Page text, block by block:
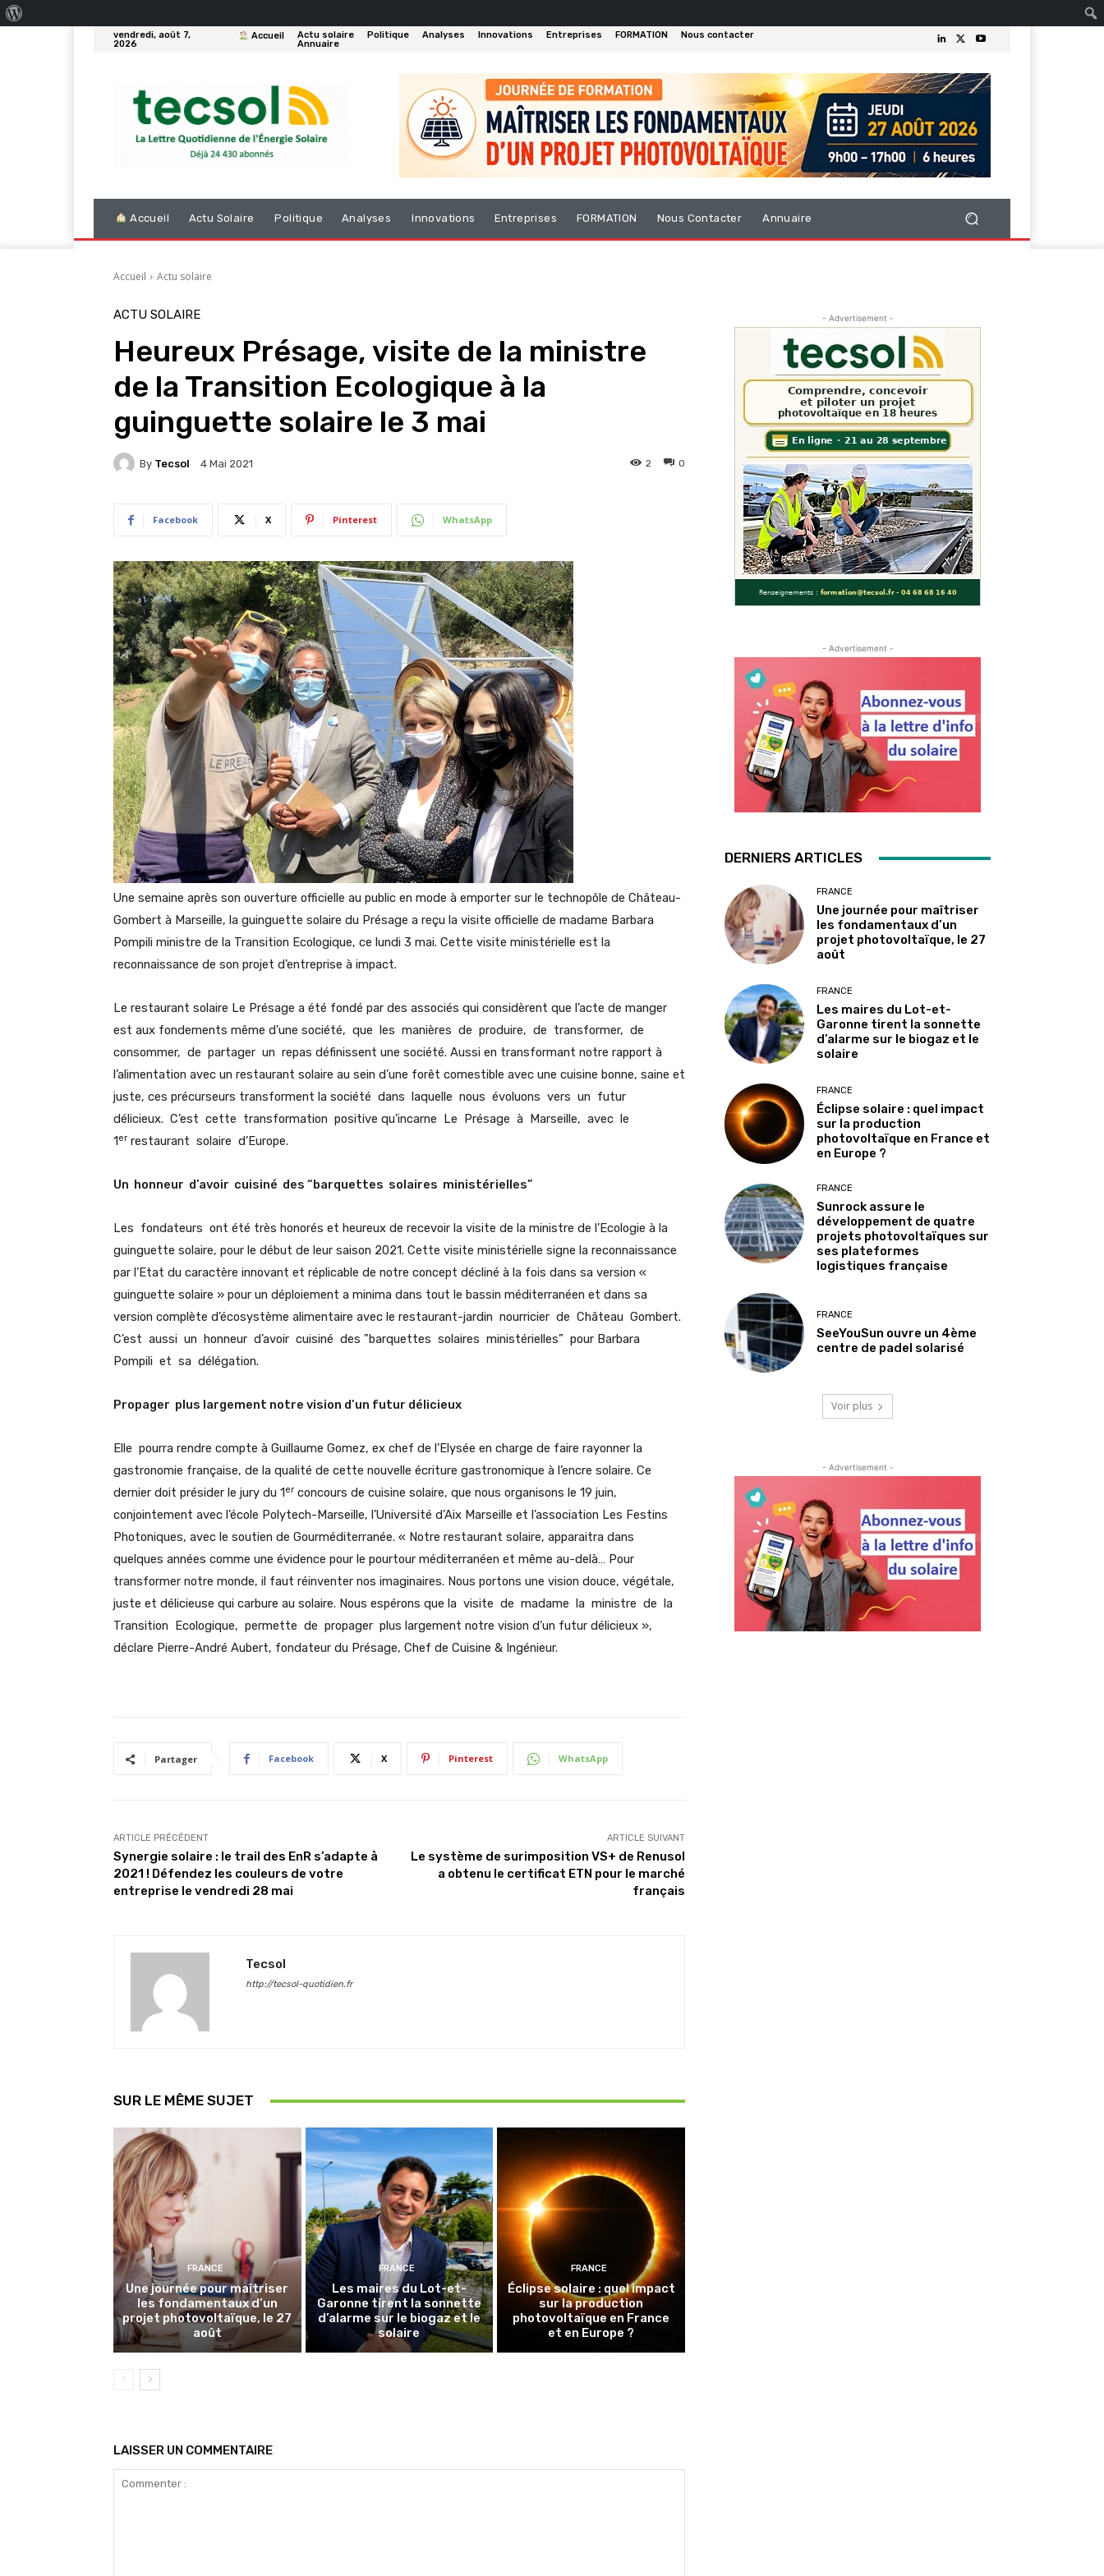
vendredi, août 7,
2026
Accueil Actu solaire Politique Analyses Innovations Entreprises FORMATION
Nous contacter
Annuaire
Accueil Actu Solaire Politique Analyses Innovations Entreprises FORMATION Nous Contacter Annuaire
Accueil Actu solaire
ACTU SOLAIRE
Heureux Présage, visite de la ministre
de la Transition Ecologique à la
guinguette solaire le 3 mai
By Tecsol 4 Mai 2021 0
2
Facebook X Pinterest WhatsApp
Une semaine après son ouverture officielle au public en mode à emporter sur le technopôle de Château-
Gombert à Marseille, la guinguette solaire du Présage a reçu la visite officielle de madame Barbara
Pompili ministre de la Transition Ecologique, ce lundi 3 mai. Cette visite ministérielle est la
reconnaissance de son projet d’entreprise à impact.
Le restaurant solaire Le Présage a été fondé par des associés qui considèrent que l’acte de manger
est aux fondements même d’une société, que les manières de produire, de transformer, de
consommer, de partager un repas définissent une société. Aussi en transformant notre rapport à
l’alimentation avec un restaurant solaire au sein d’une forêt comestible avec une cuisine bonne, saine et
juste, ces précurseurs transforment la société dans laquelle nous évoluons vers un futur
délicieux. C’est cette transformation positive qu’incarne Le Présage à Marseille, avec le
1er restaurant solaire d’Europe.
Un honneur d’avoir cuisiné des “barquettes solaires ministérielles”
Les fondateurs ont été très honorés et heureux de recevoir la visite de la ministre de l’Ecologie à la
guinguette solaire, pour le début de leur saison 2021. Cette visite ministérielle signe la reconnaissance
par l’Etat du caractère innovant et réplicable de notre concept décliné à la fois dans sa version «
guinguette solaire » pour un déploiement a minima dans tout le bassin méditerranéen et dans sa
version complète d’écosystème alimentaire avec le restaurant-jardin nourricier de Château Gombert.
C’est aussi un honneur d’avoir cuisiné des ”barquettes solaires ministérielles” pour Barbara
Pompili et sa délégation.
Propager plus largement notre vision d’un futur délicieux
Elle pourra rendre compte à Guillaume Gomez, ex chef de l’Elysée en charge de faire rayonner la
gastronomie française, de la qualité de cette nouvelle écriture gastronomique à l’encre solaire. Ce
dernier doit présider le jury du 1er concours de cuisine solaire, que nous organisons le 19 juin,
conjointement avec l’école Polytech-Marseille, l’Université d’Aix Marseille et l’association Les Festins
Photoniques, avec le soutien de Gourméditerranée. « Notre restaurant solaire, apparaitra dans
quelques années comme une évidence pour le pourtour méditerranéen et même au-delà… Pour
transformer notre monde, il faut réinventer nos imaginaires. Nous portons une vision douce, végétale,
juste et délicieuse qui carbure au solaire. Nous espérons que la visite de madame la ministre de la
Transition Ecologique, permette de propager plus largement notre vision d’un futur délicieux »,
déclare Pierre-André Aubert, fondateur du Présage, Chef de Cuisine & Ingénieur.
Partager Facebook X Pinterest WhatsApp
ARTICLE PRÉCÉDENT
Synergie solaire : le trail des EnR s’adapte à
2021 ! Défendez les couleurs de votre
entreprise le vendredi 28 mai
ARTICLE SUIVANT
Le système de surimposition VS+ de Renusol
a obtenu le certificat ETN pour le marché
français
Tecsol
http://tecsol-quotidien.fr
SUR LE MÊME SUJET
FRANCE
Une journée pour maîtriser
les fondamentaux d’un
projet photovoltaïque, le 27
août
FRANCE
Les maires du Lot-et-
Garonne tirent la sonnette
d’alarme sur le biogaz et le
solaire
FRANCE
Éclipse solaire : quel impact
sur la production
photovoltaïque en France
et en Europe ?
LAISSER UN COMMENTAIRE
- Advertisement -
- Advertisement -
DERNIERS ARTICLES
FRANCE
Une journée pour maîtriser
les fondamentaux d’un
projet photovoltaïque, le 27
août
FRANCE
Les maires du Lot-et-
Garonne tirent la sonnette
d’alarme sur le biogaz et le
solaire
FRANCE
Éclipse solaire : quel impact
sur la production
photovoltaïque en France et
en Europe ?
FRANCE
Sunrock assure le
développement de quatre
projets photovoltaïques sur
ses plateformes
logistiques française
FRANCE
SeeYouSun ouvre un 4ème
centre de padel solarisé
Voir plus
- Advertisement -